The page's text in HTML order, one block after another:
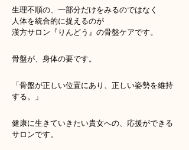
生理不順の、一部分だけをみるのではなく
人体を統合的に捉えるのが
漢方サロン『りんどう』の骨盤ケアです。
骨盤が、身体の要です。
「骨盤が正しい位置にあり、正しい姿勢を維持
する。」
健康に生きていきたい貴女への、応援ができる
サロンです。